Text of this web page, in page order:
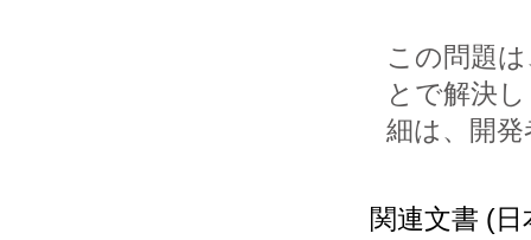
この問題
とで解決
細は、開
関連文書 (日